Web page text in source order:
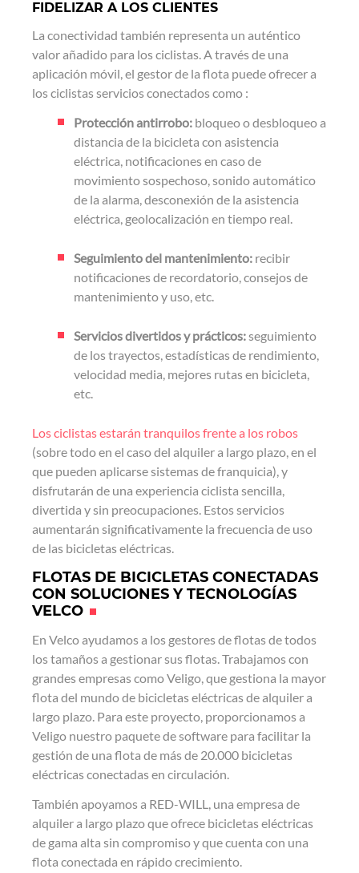
FIDELIZAR A LOS CLIENTES
La conectividad también representa un auténtico
valor añadido para los ciclistas. A través de una
aplicación móvil, el gestor de la flota puede ofrecer a
los ciclistas servicios conectados como :
Protección antirrobo: bloqueo o desbloqueo a
distancia de la bicicleta con asistencia
eléctrica, notificaciones en caso de
movimiento sospechoso, sonido automático
de la alarma, desconexión de la asistencia
eléctrica, geolocalización en tiempo real.
Seguimiento del mantenimiento: recibir
notificaciones de recordatorio, consejos de
mantenimiento y uso, etc.
Servicios divertidos y prácticos:seguimiento
de los trayectos, estadísticas de rendimiento,
velocidad media, mejores rutas en bicicleta,
etc.
Los ciclistas estarán tranquilos frente a los robos
(sobre todo en el caso del alquiler a largo plazo, en el
que pueden aplicarse sistemas de franquicia), y
disfrutarán de una experiencia ciclista sencilla,
divertida y sin preocupaciones. Estos servicios
aumentarán significativamente la frecuencia de uso
de las bicicletas eléctricas.
FLOTAS DE BICICLETAS CONECTADAS
CON SOLUCIONES Y TECNOLOGÍAS
VELCO
En Velco ayudamos a los gestores de flotas de todos
los tamaños a gestionar sus flotas. Trabajamos con
grandes empresas como Veligo, que gestiona la mayor
flota del mundo de bicicletas eléctricas de alquiler a
largo plazo. Para este proyecto, proporcionamos a
Veligo nuestro paquete de software para facilitar la
gestión de una flota de más de 20.000 bicicletas
eléctricas conectadas en circulación.
También apoyamos a RED-WILL, una empresa de
alquiler a largo plazo que ofrece bicicletas eléctricas
de gama alta sin compromiso y que cuenta con una
flota conectada en rápido crecimiento.